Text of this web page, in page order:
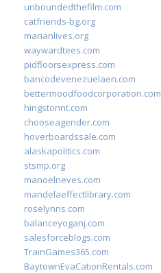
unboundedthefilm.com
catfriends-bg.org
marianlives.org
waywardtees.com
pidfloorsexpress.com
bancodevenezuelaen.com
bettermoodfoodcorporation.com
hingstonnt.com
chooseagender.com
hoverboardssale.com
alaskapolitics.com
stsmp.org
manoelneves.com
mandelaeffectlibrary.com
roselynns.com
balanceyoganj.com
salesforceblogs.com
TrainGames365.com
BaytownEvaCationRentals.com